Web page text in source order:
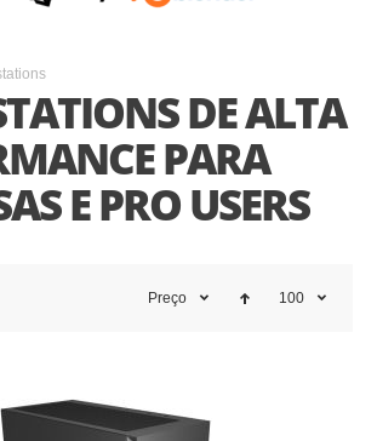
DE ALTA
PARA
E PRO USERS
Preço 100